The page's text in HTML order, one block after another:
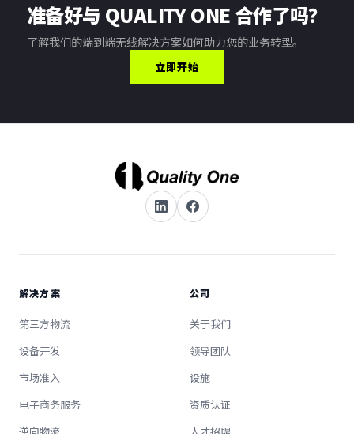
准备好与 QUALITY ONE 合作了吗？
了解我们的端到端无线解决方案如何助力您的业务转型。
立即开始
解决方案
第三方物流
设备开发
市场准入
电子商务服务
公司
关于我们
领导团队
设施
资质认证